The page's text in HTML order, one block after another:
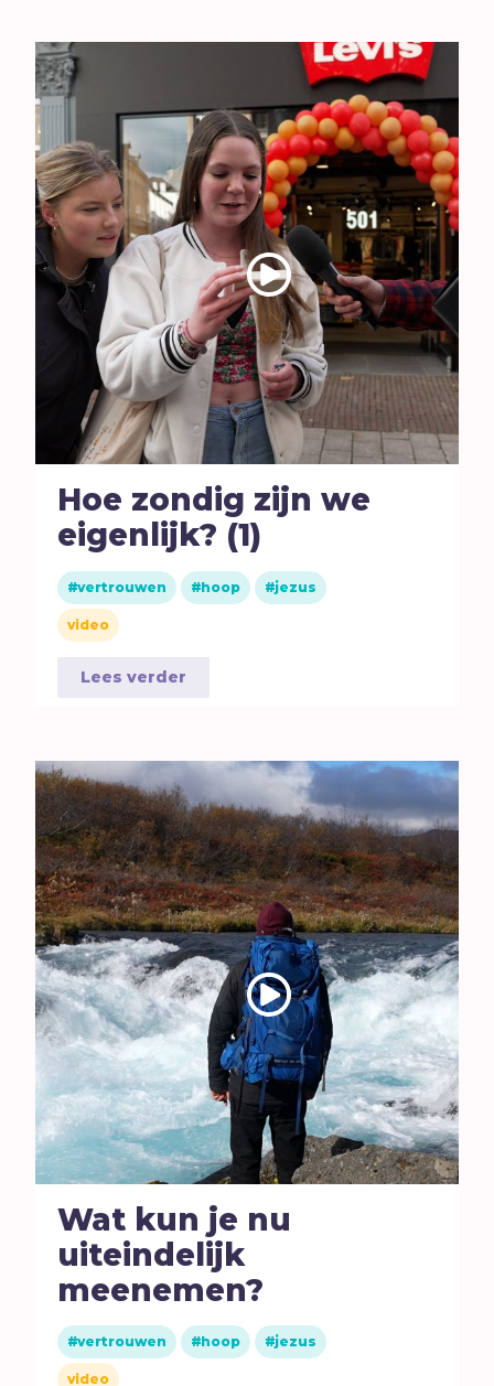
Hoe zondig zijn we
eigenlijk? (1)
vertrouwen hoop jezus
video
Lees verder
Wat kun je nu
uiteindelijk
meenemen?
vertrouwen hoop jezus
video